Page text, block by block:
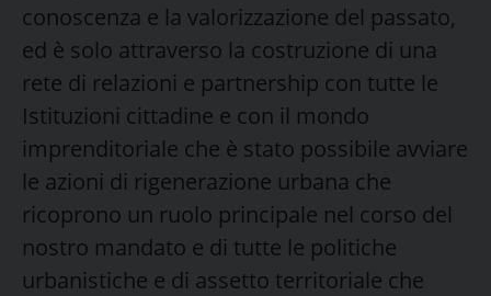
conoscenza e la valorizzazione del passato,
ed è solo attraverso la costruzione di una
rete di relazioni e partnership con tutte le
Istituzioni cittadine e con il mondo
imprenditoriale che è stato possibile avviare
le azioni di rigenerazione urbana che
ricoprono un ruolo principale nel corso del
nostro mandato e di tutte le politiche
urbanistiche e di assetto territoriale che